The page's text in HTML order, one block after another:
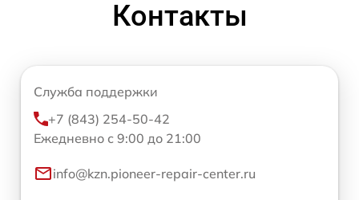
Контакты
Служба поддержки
+7 (843) 254-50-42
Ежедневно с 9:00 до 21:00
info@kzn.pioneer-repair-center.ru